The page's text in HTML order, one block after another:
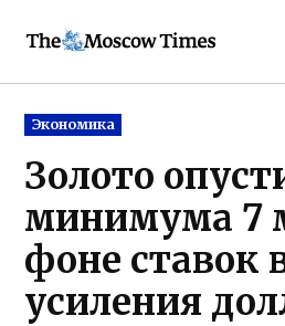
Posted
in
Экономика
Золото
минимума 7
фоне ставок
усиления